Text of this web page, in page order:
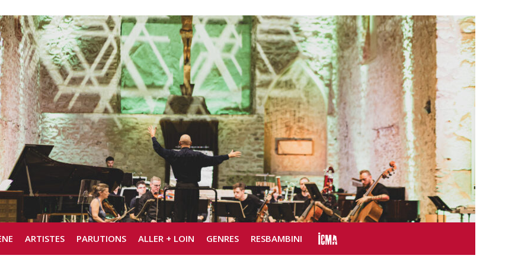
ARTISTES PARUTIONS ALLER + LOIN GENRES RESBAMBINI